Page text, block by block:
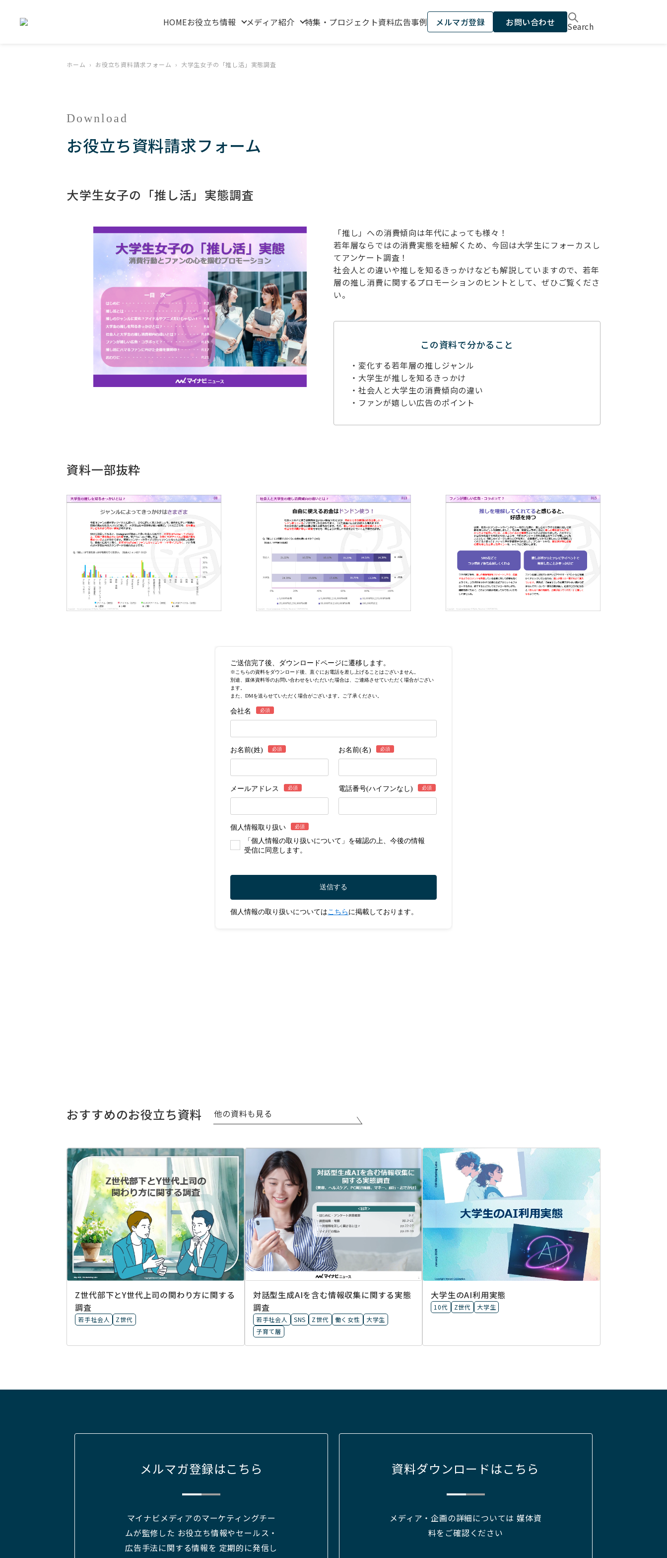
HOMEお役立ち情報 メディア紹介 特集・プロジェクト資料広告事例 メルマガ登録 お問い合わせ Search
ホーム お役立ち資料請求フォーム 大学生女子の「推し活」実態調査
Download
お役立ち資料請求フォーム
大学生女子の「推し活」実態調査
「推し」への消費傾向は年代によっても様々！
若年層ならではの消費実態を紐解くため、今回は大学生にフォーカスし
てアンケート調査！
社会人との違いや推しを知るきっかけなども解説していますので、若年
層の推し消費に関するプロモーションのヒントとして、ぜひご覧くださ
い。
この資料で分かること
・変化する若年層の推しジャンル
・大学生が推しを知るきっかけ
・社会人と大学生の消費傾向の違い
・ファンが嬉しい広告のポイント
資料一部抜粋
おすすめのお役立ち資料 他の資料も見る
Z世代部下とY世代上司の関わり方に関する
調査
若手社会人 Z世代
対話型生成AIを含む情報収集に​関する実態
調査
若手社会人 SNS Z世代 働く女性
大学生
子育て層
大学生のAI利用実態
10代 Z世代 大学生
メルマガ登録はこちら
マイナビメディアのマーケティングチー
ムが監修した お役立ち情報やセールス・
広告手法に関する情報を 定期的に発信し
資料ダウンロードはこちら
メディア・企画の詳細については 媒体資
料をご確認ください